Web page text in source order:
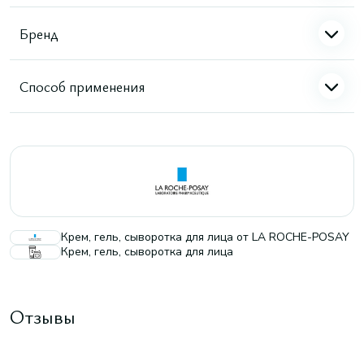
Бренд
Способ применения
Крем, гель, сыворотка для лица от LA ROCHE-POSAY
Крем, гель, сыворотка для лица
Отзывы